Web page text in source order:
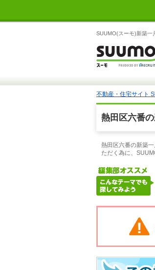
SUUMO(スーモ)新築一
不動産・住宅サイト
熱田区六番
熱田区六番の新築
ただく為に、